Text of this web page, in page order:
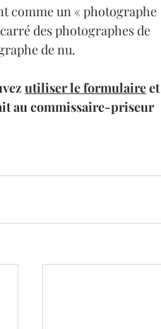
comme un « photographe
des photographes de
de nu.
utiliser le formulaire et
au commissaire-priseur